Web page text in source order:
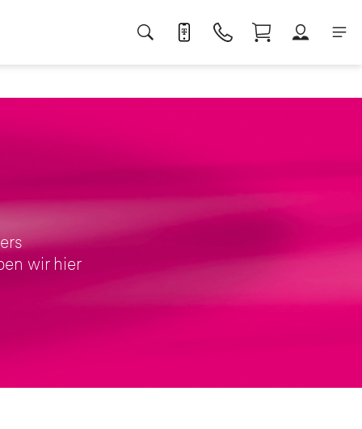
wir hier